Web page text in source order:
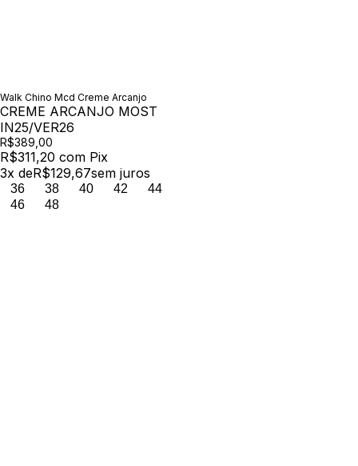
Walk Chino Mcd Creme Arcanjo
CREME ARCANJO MOST
IN25/VER26
R$389,00
R$311,20 com Pix
3x deR$129,67sem juros
36 38 40 42
44
46
48